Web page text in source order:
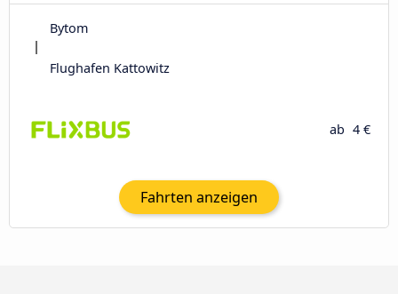
Bytom
Flughafen Kattowitz
ab 4 €
Fahrten anzeigen